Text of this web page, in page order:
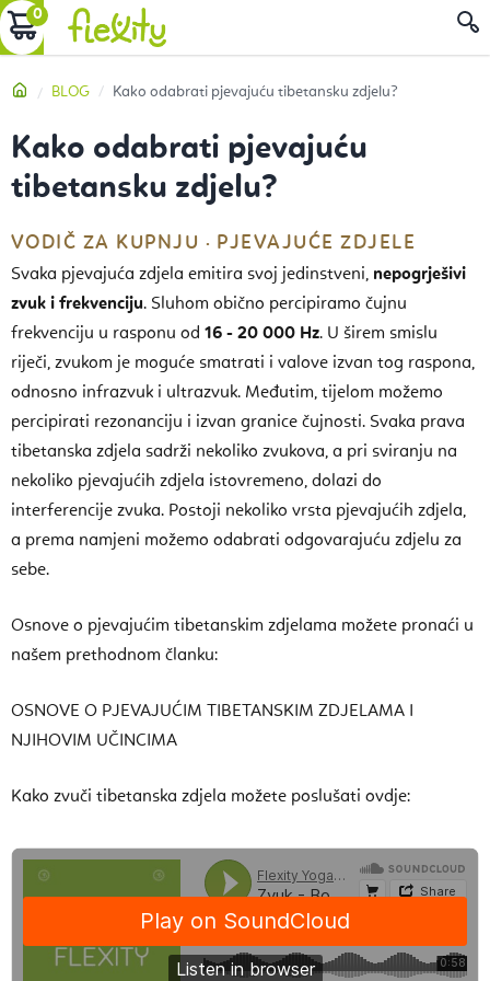
Preskoči
na
KOŠARICA
Početna
BLOG Kako odabrati pjevajuću tibetansku zdjelu?
Kako odabrati pjevajuću
tibetansku zdjelu?
VODIČ ZA KUPNJU · PJEVAJUĆE ZDJELE
Svaka pjevajuća zdjela emitira svoj jedinstveni, nepogrješivi
zvuk i frekvenciju. Sluhom obično percipiramo čujnu
frekvenciju u rasponu od 16 - 20 000 Hz. U širem smislu
riječi, zvukom je moguće smatrati i valove izvan tog raspona,
odnosno infrazvuk i ultrazvuk. Međutim, tijelom možemo
percipirati rezonanciju i izvan granice čujnosti. Svaka prava
tibetanska zdjela sadrži nekoliko zvukova, a pri sviranju na
nekoliko pjevajućih zdjela istovremeno, dolazi do
interferencije zvuka. Postoji nekoliko vrsta pjevajućih zdjela,
a prema namjeni možemo odabrati odgovarajuću zdjelu za
sebe.
Osnove o pjevajućim tibetanskim zdjelama možete pronaći u
našem prethodnom članku:
OSNOVE O PJEVAJUĆIM TIBETANSKIM ZDJELAMA I
NJIHOVIM UČINCIMA
Kako zvuči tibetanska zdjela možete poslušati ovdje: